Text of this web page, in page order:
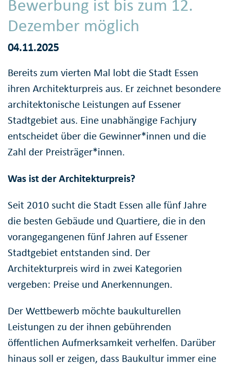
Bewerbung ist bis zum 12.
Dezember möglich
04.11.2025
Bereits zum vierten Mal lobt die Stadt Essen
ihren Architekturpreis aus. Er zeichnet besondere
architektonische Leistungen auf Essener
Stadtgebiet aus. Eine unabhängige Fachjury
entscheidet über die Gewinner*innen und die
Zahl der Preisträger*innen.
Was ist der Architekturpreis?
Seit 2010 sucht die Stadt Essen alle fünf Jahre
die besten Gebäude und Quartiere, die in den
vorangegangenen fünf Jahren auf Essener
Stadtgebiet entstanden sind. Der
Architekturpreis wird in zwei Kategorien
vergeben: Preise und Anerkennungen.
Der Wettbewerb möchte baukulturellen
Leistungen zu der ihnen gebührenden
öffentlichen Aufmerksamkeit verhelfen. Darüber
hinaus soll er zeigen, dass Baukultur immer eine